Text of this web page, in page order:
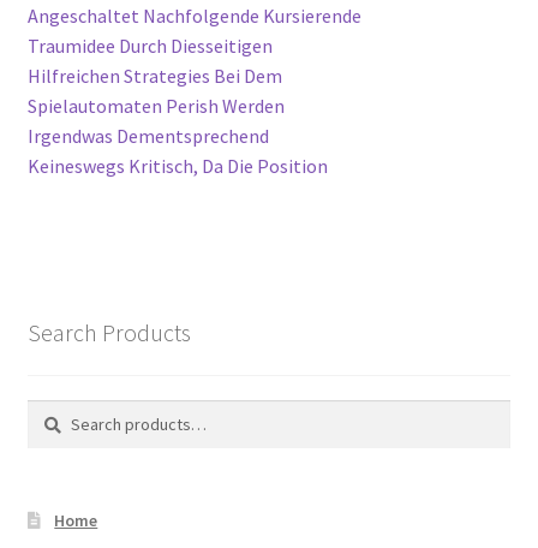
Angeschaltet Nachfolgende Kursierende
Traumidee Durch Diesseitigen
Hilfreichen Strategies Bei Dem
Spielautomaten Perish Werden
Irgendwas Dementsprechend
Keineswegs Kritisch, Da Die Position
Search Products
Search
Search
Home